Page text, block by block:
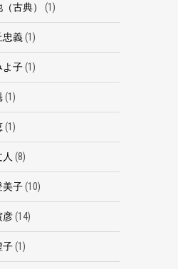
古典） (1)
忠義(1)
よ子(1)
(1)
(1)
(8)
美子(10)
彦(14)
子(1)